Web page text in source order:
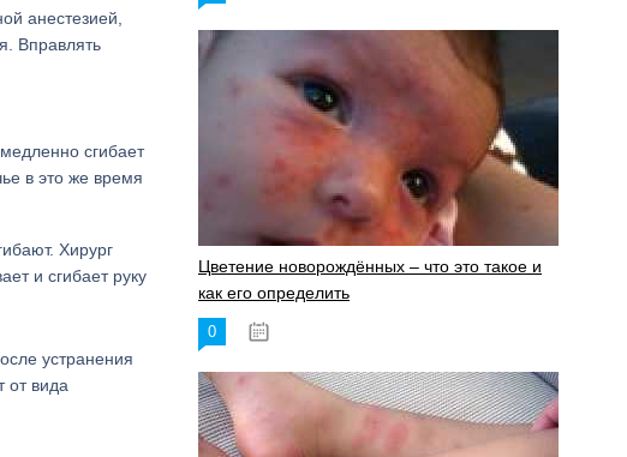
анестезией,
Вправлять
сгибает
в это же время
Хирург
и сгибает руку
устранения
от вида
Цветение новорождённых – что это такое и
как его определить
0